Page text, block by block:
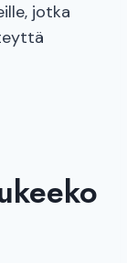
jotka